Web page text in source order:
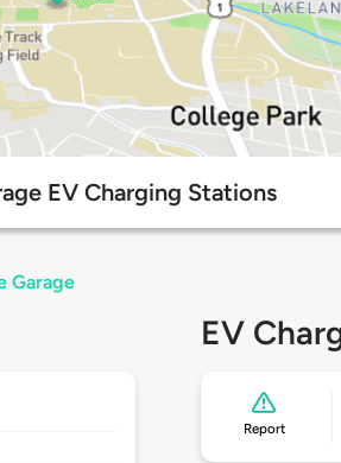
EV Charging Stations
Garage
EV
Report